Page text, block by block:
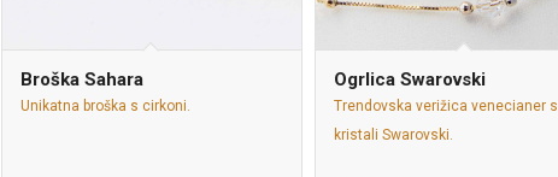
Broška Sahara
Unikatna broška s cirkoni.
Ogrlica Swarovski
Trendovska verižica venecianer s
kristali Swarovski.